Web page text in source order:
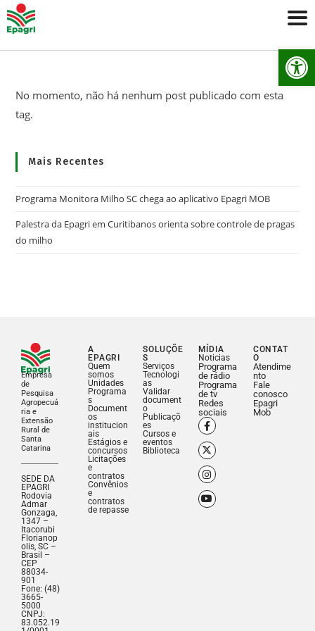
No momento, não há nenhum post publicado com esta
tag.
Mais Recentes
Programa Monitora Milho SC chega ao aplicativo Epagri MOB
Palestra da Epagri em Curitibanos orienta sobre controle de pragas
do milho
Empresa
de
Pesquisa
Agropecuá
ria e
Extensão
Rural de
Santa
Catarina
SEDE DA
EPAGRI
Rodovia
Admar
Gonzaga,
1347 –
Itacorubi
Florianop
olis, SC –
Brasil –
CEP
88034-
901
Fone: (48)
3665-
5000
CNPJ:
83.052.19
A
EPAGRI
Quem
somos
Unidades
Programa
s
Document
os
institucion
ais
Estágios e
concursos
Licitações
e
contratos
Convênios
e
contratos
de repasse
SOLUÇÕE
S
Serviços
Tecnologi
as
Validar
document
o
Publicaçõ
es
Cursos e
eventos
Biblioteca
MÍDIA
Noticias
Programa
de rádio
Programa
de tv
Redes
sociais
CONTAT
O
Atendime
nto
Fale
conosco
Epagri
Mob